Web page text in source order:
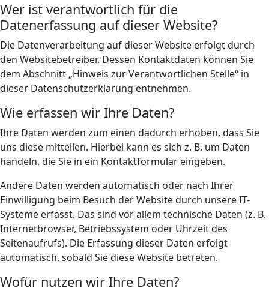
Wer ist verantwortlich für die
Datenerfassung auf dieser Website?
Die Datenverarbeitung auf dieser Website erfolgt durch
den Websitebetreiber. Dessen Kontaktdaten können Sie
dem Abschnitt „Hinweis zur Verantwortlichen Stelle“ in
dieser Datenschutzerklärung entnehmen.
Wie erfassen wir Ihre Daten?
Ihre Daten werden zum einen dadurch erhoben, dass Sie
uns diese mitteilen. Hierbei kann es sich z. B. um Daten
handeln, die Sie in ein Kontaktformular eingeben.
Andere Daten werden automatisch oder nach Ihrer
Einwilligung beim Besuch der Website durch unsere IT-
Systeme erfasst. Das sind vor allem technische Daten (z. B.
Internetbrowser, Betriebssystem oder Uhrzeit des
Seitenaufrufs). Die Erfassung dieser Daten erfolgt
automatisch, sobald Sie diese Website betreten.
Wofür nutzen wir Ihre Daten?